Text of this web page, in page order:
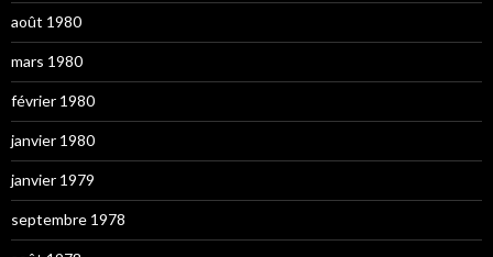
août 1980
mars 1980
février 1980
janvier 1980
janvier 1979
septembre 1978